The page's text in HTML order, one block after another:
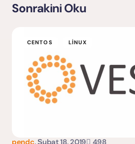
E-posta adresiniz yayınlanmayacak.
Sonrakini Oku
CENTOS LINUX
pendc, Şubat 18, 2019 498